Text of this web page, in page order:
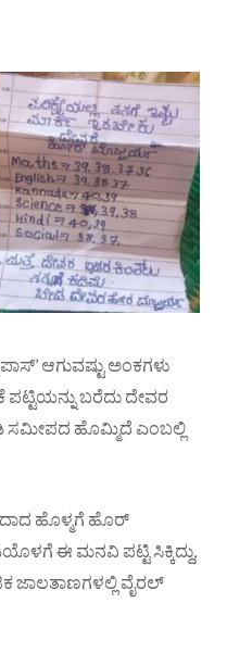
ಆಗುವಷ್ಟು ಅಂಕಗಳು
ಪಟ್ಟಿಯನ್ನು ಬರೆದು ದೇವರ
ಸಮೀಪದ ಹೊಮ್ಮಿದೆ ಎಂಬಲ್ಲಿ
ಹೊಳ್ಮಗೆ ಹೊರ್
ಈ ಮನವಿ ಪಟ್ಟಿ ಸಿಕ್ಕಿದ್ದು,
ವೈರಲ್